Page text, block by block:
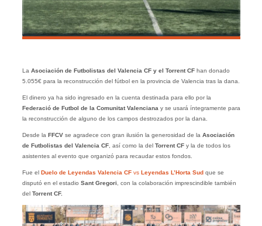
La Asociación de Futbolistas del Valencia CF y el Torrent CF han donado
5.055€ para la reconstrucción del fútbol en la provincia de Valencia tras la dana.
El dinero ya ha sido ingresado en la cuenta destinada para ello por la
Federació de Futbol de la Comunitat Valenciana y se usará íntegramente para
la reconstrucción de alguno de los campos destrozados por la dana.
Desde la FFCVse agradece con gran ilusión la generosidad de la Asociación
de Futbolistas del Valencia CF, así como la del Torrent CF y la de todos los
asistentes al evento que organizó para recaudar estos fondos.
Fue el Duelo de Leyendas Valencia CF vsLeyendas L’Horta Sud que se
disputó en el estadio Sant Gregori , con la colaboración imprescindible también
del Torrent CF.